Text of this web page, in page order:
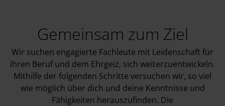
Gemeinsam zum Ziel
Wir suchen engagierte Fachleute mit Leidenschaft für
ihren Beruf und dem Ehrgeiz, sich weiterzuentwickeln.
Mithilfe der folgenden Schritte versuchen wir, so viel
wie möglich über dich und deine Kenntnisse und
Fähigkeiten herauszufinden. Die